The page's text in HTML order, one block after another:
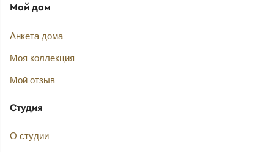
Мой дом
Анкета дома
Моя коллекция
Мой отзыв
Студия
О студии